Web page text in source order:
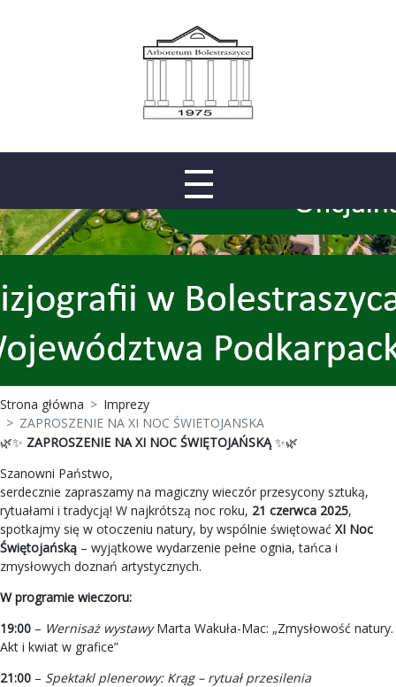
Strona główna
Imprezy
ZAPROSZENIE NA XI NOC ŚWIETOJANSKA
🌿✨ ZAPROSZENIE NA XI NOC ŚWIĘTOJAŃSKĄ✨🌿
Szanowni Państwo,
serdecznie zapraszamy na magiczny wieczór przesycony sztuką,
rytuałami i tradycją! W najkrótszą noc roku, 21 czerwca 2025,
spotkajmy się w otoczeniu natury, by wspólnie świętować XI Noc
Świętojańską – wyjątkowe wydarzenie pełne ognia, tańca i
zmysłowych doznań artystycznych.
W programie wieczoru:
19:00 – Wernisaż wystawyMarta Wakuła-Mac: „Zmysłowość natury.
Akt i kwiat w grafice”
21:00 – Spektakl plenerowy: Krąg – rytuał przesilenia